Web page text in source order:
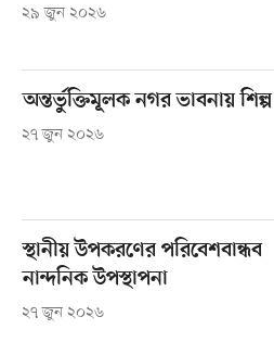
২৯ জুন ২০২৬
অন্তর্ভুক্তিমূলক নগর ভাবনায় শিল্প
২৭ জুন ২০২৬
স্থানীয় উপকরণের পরিবেশবান্ধব
নান্দনিক উপস্থাপনা
২৭ জুন ২০২৬